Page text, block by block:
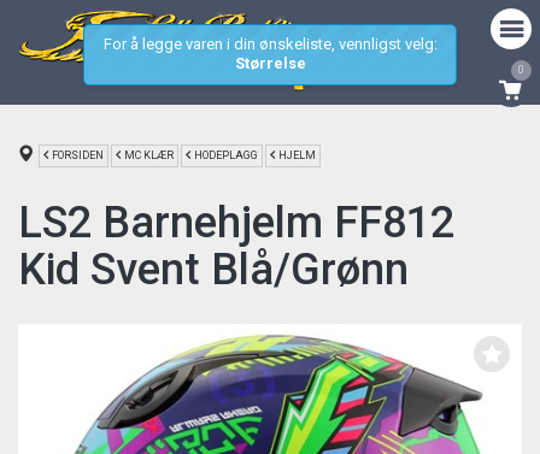
0
FORSIDEN MC KLÆR HODEPLAGG HJELM
LS2 Barnehjelm FF812
Kid Svent Blå/Grønn
For å legge varen i din ønskeliste, vennligst velg:
Størrelse